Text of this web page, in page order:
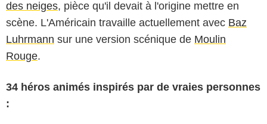
des neiges, pièce qu'il devait à l'origine mettre en
scène. L'Américain travaille actuellement avec Baz
Luhrmann sur une version scénique de Moulin
Rouge.
34 héros animés inspirés par de vraies personnes
: